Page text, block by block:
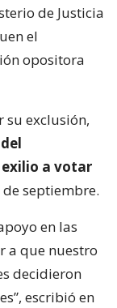
de Justicia
el
opositora
su exclusión,
a votar
septiembre.
en las
a que nuestro
decidieron
escribió en